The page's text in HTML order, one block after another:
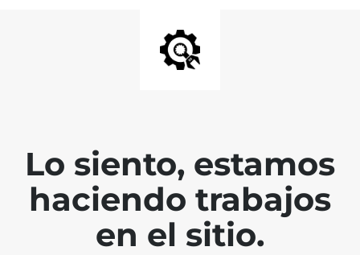
Lo siento, estamos
haciendo trabajos
en el sitio.